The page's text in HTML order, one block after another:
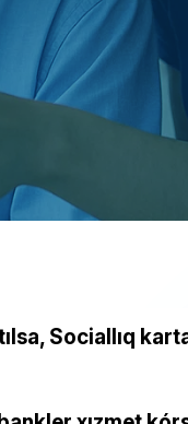
Sociallıq